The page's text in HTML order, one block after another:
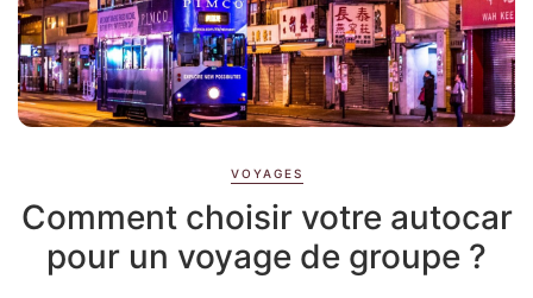
VOYAGES
Comment choisir votre autocar
pour un voyage de groupe ?